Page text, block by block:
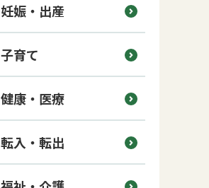
妊娠・出産
子育て
健康・医療
転入・転出